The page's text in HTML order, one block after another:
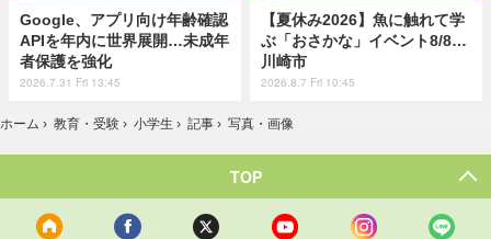
Google、アプリ向け年齢確認
APIを年内に世界展開…未成年
者保護を強化
2026.7.31 Fri 13:45
【夏休み2026】魚に触れて学
ぶ「おさかな」イベント8/8…
川崎市
2026.8.7 Fri 10:45
ホーム › 教育・受験 › 小学生 › 記事 › 写真・画像
TOP